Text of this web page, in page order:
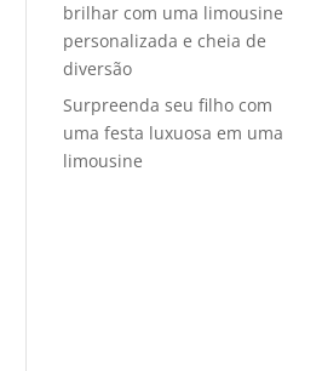
brilhar com uma limousine
personalizada e cheia de
diversão
Surpreenda seu filho com
uma festa luxuosa em uma
limousine